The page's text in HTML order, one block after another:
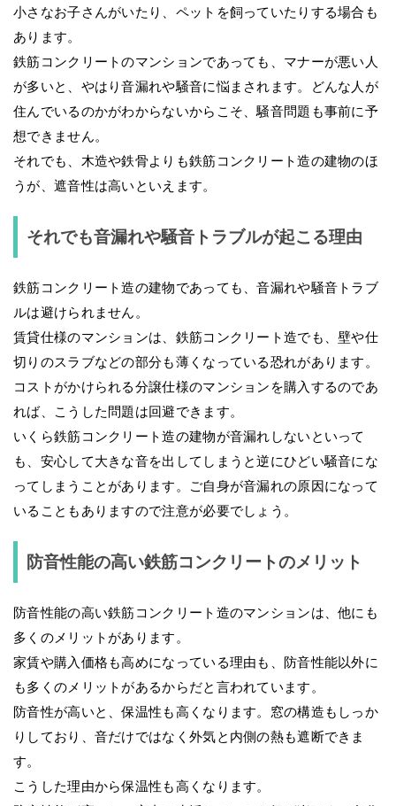
小さなお子さんがいたり、ペットを飼っていたりする場合も
あります。
鉄筋コンクリートのマンションであっても、マナーが悪い人
が多いと、やはり音漏れや騒音に悩まされます。どんな人が
住んでいるのかがわからないからこそ、騒音問題も事前に予
想できません。
それでも、木造や鉄骨よりも鉄筋コンクリート造の建物のほ
うが、遮音性は高いといえます。
それでも音漏れや騒音トラブルが起こる理由
鉄筋コンクリート造の建物であっても、音漏れや騒音トラブ
ルは避けられません。
賃貸仕様のマンションは、鉄筋コンクリート造でも、壁や仕
切りのスラブなどの部分も薄くなっている恐れがあります。
コストがかけられる分譲仕様のマンションを購入するのであ
れば、こうした問題は回避できます。
いくら鉄筋コンクリート造の建物が音漏れしないといって
も、安心して大きな音を出してしまうと逆にひどい騒音にな
ってしまうことがあります。ご自身が音漏れの原因になって
いることもありますので注意が必要でしょう。
防音性能の高い鉄筋コンクリートのメリット
防音性能の高い鉄筋コンクリート造のマンションは、他にも
多くのメリットがあります。
家賃や購入価格も高めになっている理由も、防音性能以外に
も多くのメリットがあるからだと言われています。
防音性が高いと、保温性も高くなります。窓の構造もしっか
りしており、音だけではなく外気と内側の熱も遮断できま
す。
こうした理由から保温性も高くなります。